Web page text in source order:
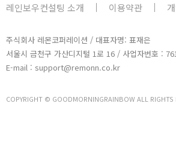
레인보우컨설팅 소개 이용약관
주식회사 레몬코퍼레이션 / 대표자명: 표재은
서울시 금천구 가산디지털 1로 16 / 사업자번호 :
E-mail : support@remonn.co.kr
COPYRIGHT © GOODMORNINGRAINBOW ALL RIGHTS